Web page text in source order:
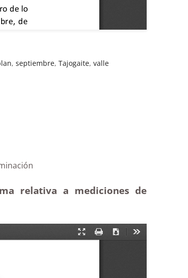
,septiembre,Tajogaite,valle
relativa a mediciones de